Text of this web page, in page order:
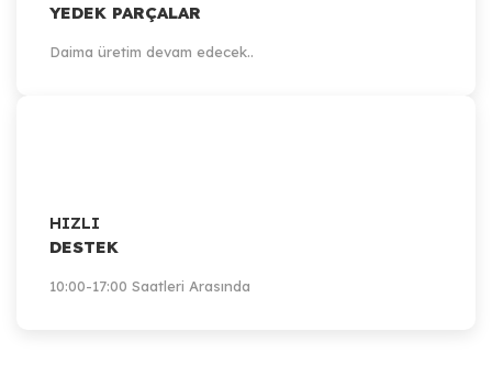
YEDEK PARÇALAR
Daima üretim devam edecek..
HIZLI
DESTEK
10:00-17:00 Saatleri Arasında